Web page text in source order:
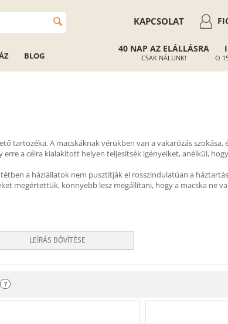
KAPCSOLAT
BLOG
40 NAP AZ ELÁLLÁSRA
CSAK NÁLUNK! O
tartozéka. A macskáknak vérükben van a vakarózás szokása,
erre a célra kialakított helyen teljesítsék igényeiket, anélkül,
a háziállatok nem pusztítják el rosszindulatúan a
megértettük, könnyebb lesz megállítani, hogy a macska ne
LEÍRÁS BŐVÍTÉSE
?